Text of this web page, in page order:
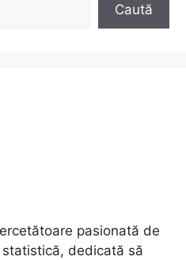
Caută
pasionată de
dedicată să